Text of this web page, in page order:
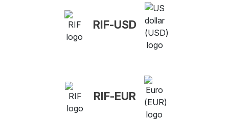
RIF-USD
RIF-EUR